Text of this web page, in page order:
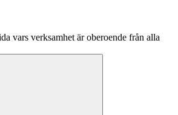
vars verksamhet är oberoende från alla